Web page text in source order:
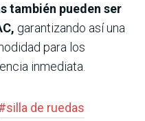
también pueden ser
garantizando así una
para los
inmediata.
silla de ruedas